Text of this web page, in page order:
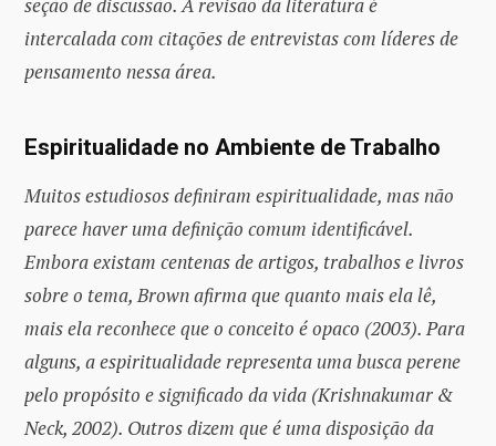
seção de discussão. A revisão da literatura é
intercalada com citações de entrevistas com líderes de
pensamento nessa área.
Espiritualidade no Ambiente de Trabalho
Muitos estudiosos definiram espiritualidade, mas não
parece haver uma definição comum identificável.
Embora existam centenas de artigos, trabalhos e livros
sobre o tema, Brown afirma que quanto mais ela lê,
mais ela reconhece que o conceito é opaco (2003). Para
alguns, a espiritualidade representa uma busca perene
pelo propósito e significado da vida (Krishnakumar &
Neck, 2002). Outros dizem que é uma disposição da